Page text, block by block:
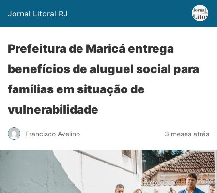
Jornal Litoral RJ
Prefeitura de Maricá entrega
benefícios de aluguel social para
famílias em situação de
vulnerabilidade
Francisco Avelino 3 meses atrás